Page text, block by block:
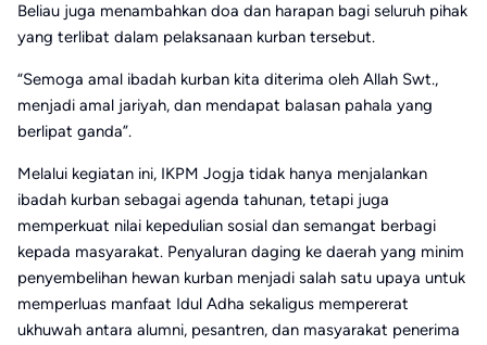
Beliau juga menambahkan doa dan harapan bagi seluruh pihak
yang terlibat dalam pelaksanaan kurban tersebut.
“Semoga amal ibadah kurban kita diterima oleh Allah Swt.,
menjadi amal jariyah, dan mendapat balasan pahala yang
berlipat ganda”.
Melalui kegiatan ini, IKPM Jogja tidak hanya menjalankan
ibadah kurban sebagai agenda tahunan, tetapi juga
memperkuat nilai kepedulian sosial dan semangat berbagi
kepada masyarakat. Penyaluran daging ke daerah yang minim
penyembelihan hewan kurban menjadi salah satu upaya untuk
memperluas manfaat Idul Adha sekaligus mempererat
ukhuwah antara alumni, pesantren, dan masyarakat penerima